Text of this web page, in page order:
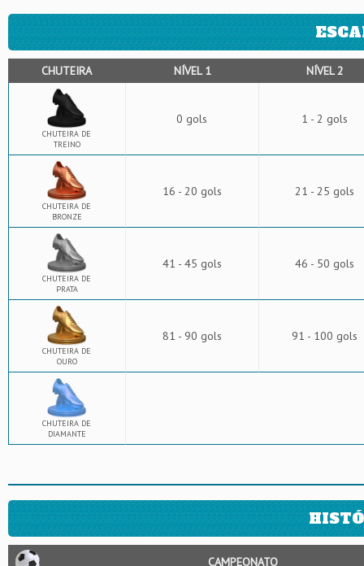
CHUTEIRA NÍVEL 1 NÍVEL 2
CHUTEIRA DE
TREINO
0 gols 1 - 2 gols
CHUTEIRA DE
BRONZE
16 - 20 gols 21 - 25 gols
CHUTEIRA DE
PRATA
41 - 45 gols 46 - 50 gols
CHUTEIRA DE
OURO
81 - 90 gols 91 - 100 gols
CHUTEIRA DE
DIAMANTE
CAMPEONATO